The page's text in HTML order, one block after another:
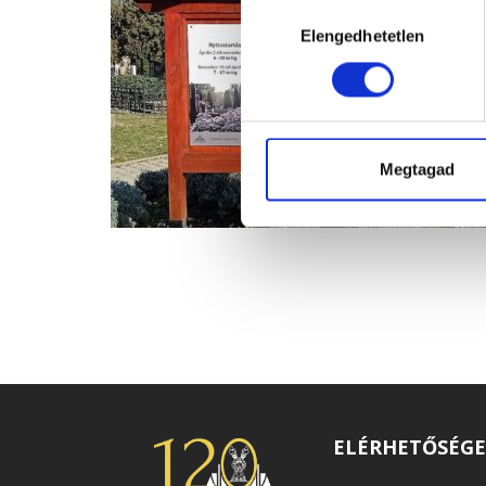
Hozzájárulás
kiválasztásaElengedhetetlen
Megtagad